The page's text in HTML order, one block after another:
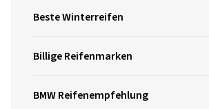
Beste Winterreifen
Billige Reifenmarken
BMW Reifenempfehlung